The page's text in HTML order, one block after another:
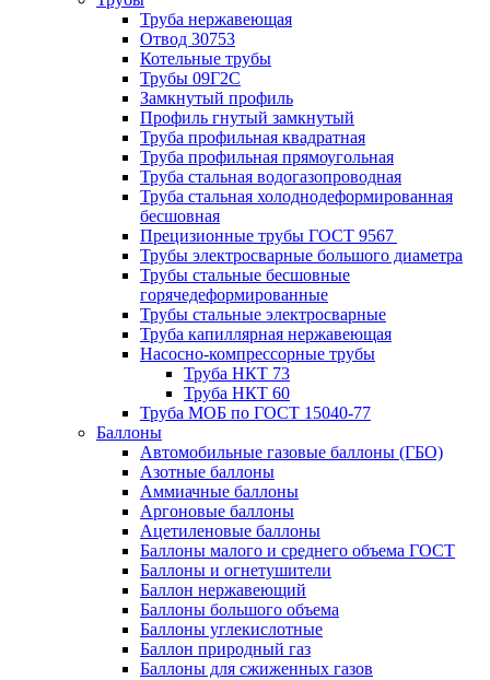
Труба нержавеющая
Отвод 30753
Котельные трубы
Трубы 09Г2С
Замкнутый профиль
Профиль гнутый замкнутый
Труба профильная квадратная
Труба профильная прямоугольная
Труба стальная водогазопроводная
Труба стальная холоднодеформированная
бесшовная
Прецизионные трубы ГОСТ 9567
Трубы электросварные большого диаметра
Трубы стальные бесшовные
горячедеформированные
Трубы стальные электросварные
Труба капиллярная нержавеющая
Насосно-компрессорные трубы
Труба НКТ 73
Труба НКТ 60
Труба МОБ по ГОСТ 15040-77
Баллоны
Автомобильные газовые баллоны (ГБО)
Азотные баллоны
Аммиачные баллоны
Аргоновые баллоны
Ацетиленовые баллоны
Баллоны малого и среднего объема ГОСТ
Баллоны и огнетушители
Баллон нержавеющий
Баллоны большого объема
Баллоны углекислотные
Баллон природный газ
Баллоны для сжиженных газов